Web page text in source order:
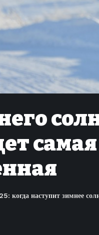
когда наступит зимнее